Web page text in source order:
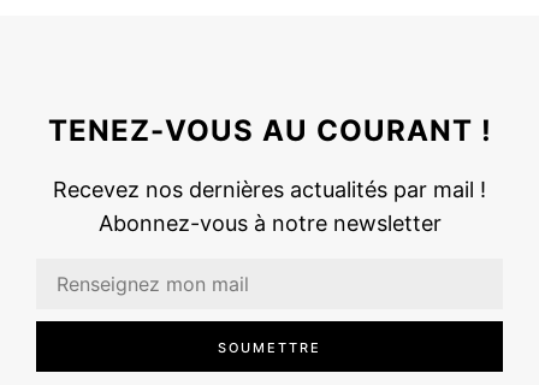
TENEZ-VOUS AU COURANT !
Recevez nos dernières actualités par mail !
Abonnez-vous à notre newsletter